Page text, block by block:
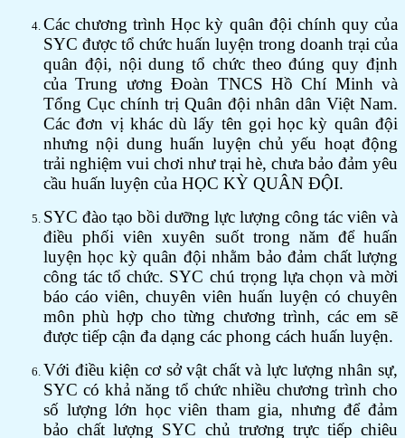
Các chương trình Học kỳ quân đội chính quy của
SYC được tổ chức huấn luyện trong doanh trại của
quân đội, nội dung tổ chức theo đúng quy định
của Trung ương Đoàn TNCS Hồ Chí Minh và
Tổng Cục chính trị Quân đội nhân dân Việt Nam.
Các đơn vị khác dù lấy tên gọi học kỳ quân đội
nhưng nội dung huấn luyện chủ yếu hoạt động
trải nghiệm vui chơi như trại hè, chưa bảo đảm yêu
cầu huấn luyện của HỌC KỲ QUÂN ĐỘI.
SYC đào tạo bồi dưỡng lực lượng công tác viên và
điều phối viên xuyên suốt trong năm để huấn
luyện học kỳ quân đội nhằm bảo đảm chất lượng
công tác tổ chức. SYC chú trọng lựa chọn và mời
báo cáo viên, chuyên viên huấn luyện có chuyên
môn phù hợp cho từng chương trình, các em sẽ
được tiếp cận đa dạng các phong cách huấn luyện.
Với điều kiện cơ sở vật chất và lực lượng nhân sự,
SYC có khả năng tổ chức nhiều chương trình cho
số lượng lớn học viên tham gia, nhưng để đảm
bảo chất lượng SYC chủ trương trực tiếp chiêu